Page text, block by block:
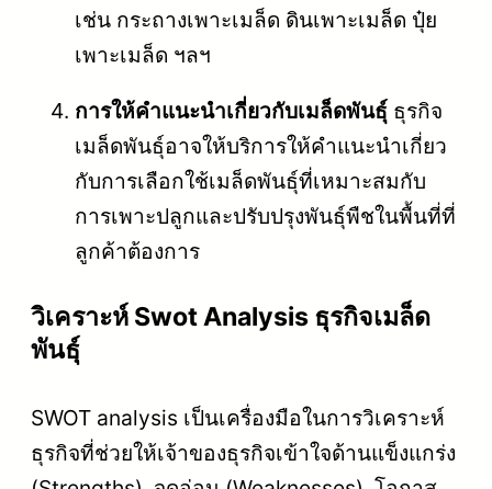
เช่น กระถางเพาะเมล็ด ดินเพาะเมล็ด ปุ๋ย
เพาะเมล็ด ฯลฯ
การให้คำแนะนำเกี่ยวกับเมล็ดพันธุ์ ธุรกิจ
เมล็ดพันธุ์อาจให้บริการให้คำแนะนำเกี่ยว
กับการเลือกใช้เมล็ดพันธุ์ที่เหมาะสมกับ
การเพาะปลูกและปรับปรุงพันธุ์พืชในพื้นที่ที่
ลูกค้าต้องการ
วิเคราะห์ Swot Analysis ธุรกิจเมล็ด
พันธุ์
SWOT analysis เป็นเครื่องมือในการวิเคราะห์
ธุรกิจที่ช่วยให้เจ้าของธุรกิจเข้าใจด้านแข็งแกร่ง